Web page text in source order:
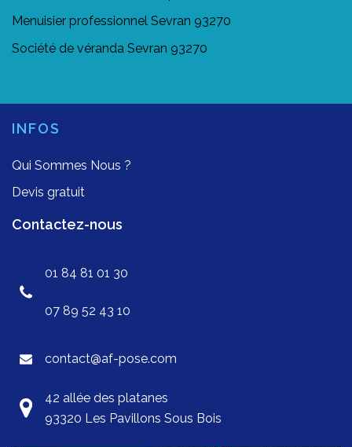
Menuisier professionnel Sevran 93270
Société de véranda Sevran 93270
INFOS
Qui Sommes Nous ?
Devis gratuit
Contactez-nous
01 84 81 01 30
07 89 52 43 10
contact@af-pose.com
42 allée des platanes
93320 Les Pavillons Sous Bois